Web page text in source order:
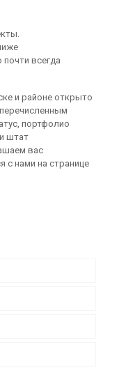
всегда
и районе открыто
портфолио
штат
вас
с нами на странице